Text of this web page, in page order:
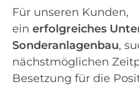
Für unseren Kunden,
ein erfolgreiches
Sonderanlagenbau,
nächstmöglichen
Besetzung für die